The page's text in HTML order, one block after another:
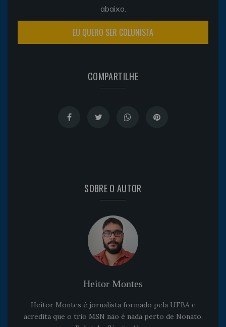
abaixo.
EU QUERO SER COLUNISTA
COMPARTILHE
SOBRE O AUTOR
Heitor Montes
Heitor Montes é jornalista formado pela UFBA e
acredita que o trio MSN não é nada perto de Nonato,